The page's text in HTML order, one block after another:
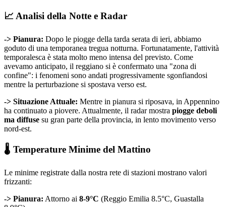
📈 Analisi della Notte e Radar
-> Pianura: Dopo le piogge della tarda serata di ieri, abbiamo
goduto di una temporanea tregua notturna. Fortunatamente, l'attività
temporalesca è stata molto meno intensa del previsto. Come
avevamo anticipato, il reggiano si è confermato una "zona di
confine": i fenomeni sono andati progressivamente sgonfiandosi
mentre la perturbazione si spostava verso est.
-> Situazione Attuale: Mentre in pianura si riposava, in Appennino
ha continuato a piovere. Attualmente, il radar mostra piogge deboli
ma diffuse su gran parte della provincia, in lento movimento verso
nord-est.
🌡️ Temperature Minime del Mattino
Le minime registrate dalla nostra rete di stazioni mostrano valori
frizzanti:
-> Pianura: Attorno ai 8-9°C (Reggio Emilia 8.5°C, Guastalla